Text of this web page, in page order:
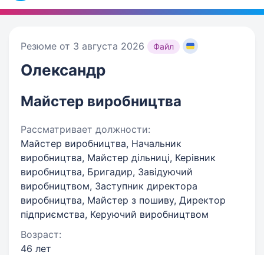
Резюме от 3 августа 2026 Файл
Олександр
Майстер виробництва
Рассматривает должности:
Майстер виробництва, Начальник
виробництва, Майстер дільниці, Керівник
виробництва, Бригадир, Завідуючий
виробництвом, Заступник директора
виробництва, Майстер з пошиву, Директор
підприємства, Керуючий виробництвом
Возраст:
46 лет